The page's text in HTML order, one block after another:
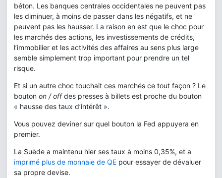
béton. Les banques centrales occidentales ne peuvent pas
les diminuer, à moins de passer dans les négatifs, et ne
peuvent pas les hausser. La raison en est que le choc pour
les marchés des actions, les investissements de crédits,
l’immobilier et les activités des affaires au sens plus large
semble simplement trop important pour prendre un tel
risque.
Et si un autre choc touchait ces marchés ce tout façon ? Le
bouton on / offdes presses à billets est proche du bouton
« hausse des taux d’intérêt ».
Vous pouvez deviner sur quel bouton la Fed appuyera en
premier.
La Suède a maintenu hier ses taux à moins 0,35%, et a
imprimé plus de monnaie de QE pour essayer de dévaluer
sa propre devise.